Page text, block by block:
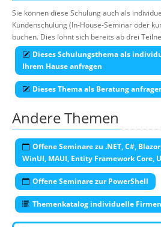
Sie können diese Schulung auch als
Kundenschulung (In-House-Seminar oder
buchen. Dies lohnt sich bereits ab drei
Dieses Schulungsthema als
Ihrem Hause anfragen
Dieses Thema als Beratung
Andere Themen
Offene Seminare zu .NET, C#,
WinUI, MAUI, Entity Framework Core,
Offene Seminare zur PowerShell
Themenkatalog individuelle